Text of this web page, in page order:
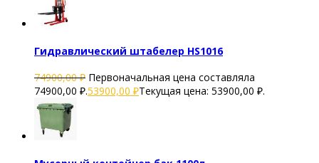
Гидравлический штабелер HS1016
74900,00₽ Первоначальная цена составляла
74900,00 ₽.53900,00 ₽Текущая цена: 53900,00 ₽.